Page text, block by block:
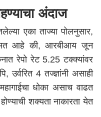
अंदाज
एका ताज्या पोलनुसार,
मत आहे की, आरबीआय जून
रेपो रेट 5.25 टक्क्यांवर
4 तज्ज्ञांनी असाही
धोका असाच वाढत
शक्यता नाकारता येत